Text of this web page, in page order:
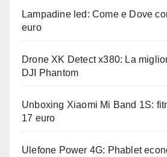
Lampadine led: Come e Dove
euro
Drone XK Detect x380: La
DJI Phantom
Unboxing Xiaomi Mi Band 1S:
17 euro
Ulefone Power 4G: Phablet